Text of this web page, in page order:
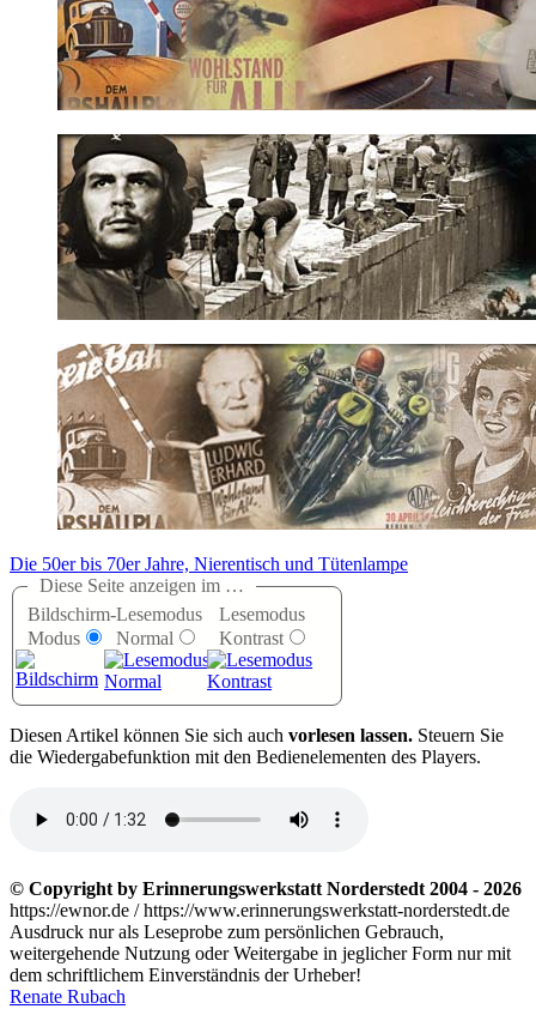
Die 50er bis 70er Jahre, Nierentisch und Tütenlampe
Diese Seite anzeigen im …
Bildschirm-
Modus
Lesemodus
Normal
Lesemodus
Kontrast
Diesen Artikel können Sie sich auch vorlesen lassen. Steuern Sie
die Wiedergabefunktion mit den Bedienelementen des Players.
© Copyright by Erinnerungswerkstatt Norderstedt 2004 - 2026
https://ewnor.de / https://www.erinnerungswerkstatt-norderstedt.de
Ausdruck nur als Leseprobe zum persönlichen Gebrauch,
weitergehende Nutzung oder Weitergabe in jeglicher Form nur mit
dem schriftlichem Einverständnis der Urheber!
Renate Rubach